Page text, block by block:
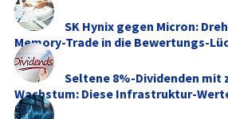
SK Hynix gegen Micron:
Memory‑Trade in die Bewertungs-
Seltene 8%-Dividenden
Wachstum: Diese Infrastruktur-
Fokus